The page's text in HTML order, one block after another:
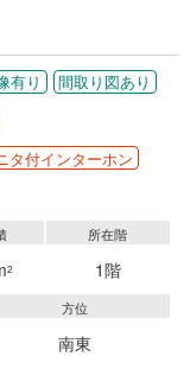
有り
間取り図あり
タ付インターホン
2
所在階
1階
方位
南東